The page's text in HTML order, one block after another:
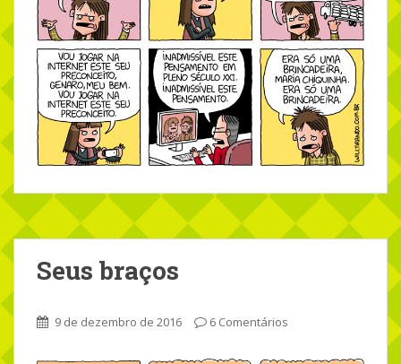
Seus braços
9 de dezembro de 2016 6 Comentários